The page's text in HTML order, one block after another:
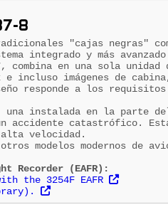
8
"cajas negras"
integrado y más avanzado
combina en una sola
e incluso imágenes de
responde a los
una instalada en la
accidente catastrófico.
velocidad.
modelos modernos de
Recorder (EAFR):
the 3254F EAFR